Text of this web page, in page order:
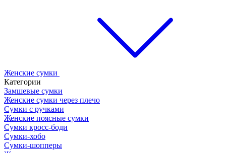
Женские сумки
Категории
Замшевые сумки
Женские сумки через плечо
Сумки с ручками
Женские поясные сумки
Сумки кросс-боди
Сумки-хобо
Сумки-шопперы